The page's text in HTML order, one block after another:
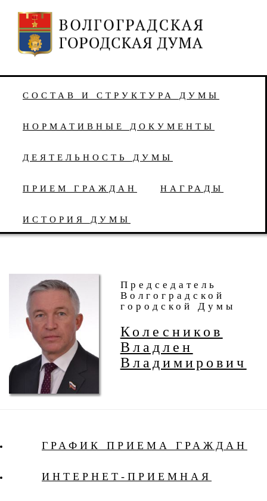
СОСТАВ И СТРУКТУРА ДУМЫ
НОРМАТИВНЫЕ ДОКУМЕНТЫ
ДЕЯТЕЛЬНОСТЬ ДУМЫ
ПРИЕМ ГРАЖДАН НАГРАДЫ
ИСТОРИЯ ДУМЫ
Председатель
Волгоградской
городской Думы
Колесников
Владлен
Владимирович
ГРАФИК ПРИЕМА ГРАЖДАН
ИНТЕРНЕТ-ПРИЕМНАЯ